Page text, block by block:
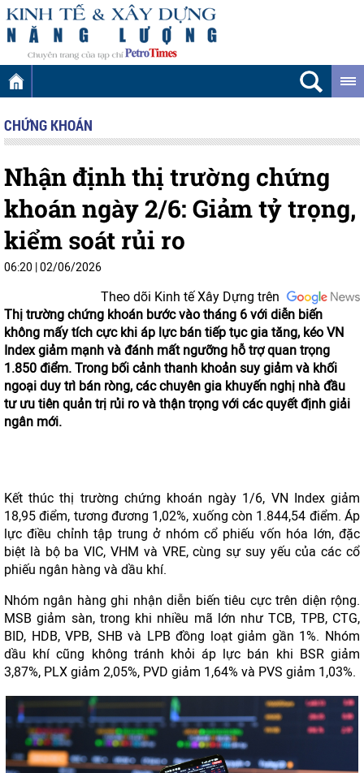
CHỨNG KHOÁN
Nhận định thị trường chứng
khoán ngày 2/6: Giảm tỷ trọng,
kiểm soát rủi ro
06:20 02/06/2026
Theo dõi Kinh tế Xây Dựng trên
Thị trường chứng khoán bước vào tháng 6 với diễn biến
không mấy tích cực khi áp lực bán tiếp tục gia tăng, kéo VN
Index giảm mạnh và đánh mất ngưỡng hỗ trợ quan trọng
1.850 điểm. Trong bối cảnh thanh khoản suy giảm và khối
ngoại duy trì bán ròng, các chuyên gia khuyến nghị nhà đầu
tư ưu tiên quản trị rủi ro và thận trọng với các quyết định giải
ngân mới.
Kết thúc thị trường chứng khoán ngày 1/6, VN Index giảm
18,95 điểm, tương đương 1,02%, xuống còn 1.844,54 điểm. Áp
lực điều chỉnh tập trung ở nhóm cổ phiếu vốn hóa lớn, đặc
biệt là bộ ba VIC, VHM và VRE, cùng sự suy yếu của các cổ
phiếu ngân hàng và dầu khí.
Nhóm ngân hàng ghi nhận diễn biến tiêu cực trên diện rộng.
MSB giảm sàn, trong khi nhiều mã lớn như TCB, TPB, CTG,
BID, HDB, VPB, SHB và LPB đồng loạt giảm gần 1%. Nhóm
dầu khí cũng không tránh khỏi áp lực bán khi BSR giảm
3,87%, PLX giảm 2,05%, PVD giảm 1,64% và PVS giảm 1,03%.